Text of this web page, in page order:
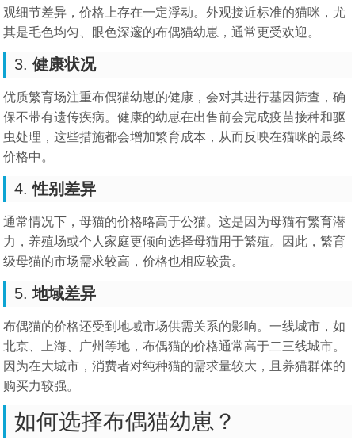
观细节差异，价格上存在一定浮动。外观接近标准的猫咪，尤
其是毛色均匀、眼色深邃的布偶猫幼崽，通常更受欢迎。
3.健康状况
优质繁育场注重布偶猫幼崽的健康，会对其进行基因筛查，确
保不带有遗传疾病。健康的幼崽在出售前会完成疫苗接种和驱
虫处理，这些措施都会增加繁育成本，从而反映在猫咪的最终
价格中。
4.性别差异
通常情况下，母猫的价格略高于公猫。这是因为母猫有繁育潜
力，养殖场或个人家庭更倾向选择母猫用于繁殖。因此，繁育
级母猫的市场需求较高，价格也相应较贵。
5.地域差异
布偶猫的价格还受到地域市场供需关系的影响。一线城市，如
北京、上海、广州等地，布偶猫的价格通常高于二三线城市。
因为在大城市，消费者对纯种猫的需求量较大，且养猫群体的
购买力较强。
如何选择布偶猫幼崽？